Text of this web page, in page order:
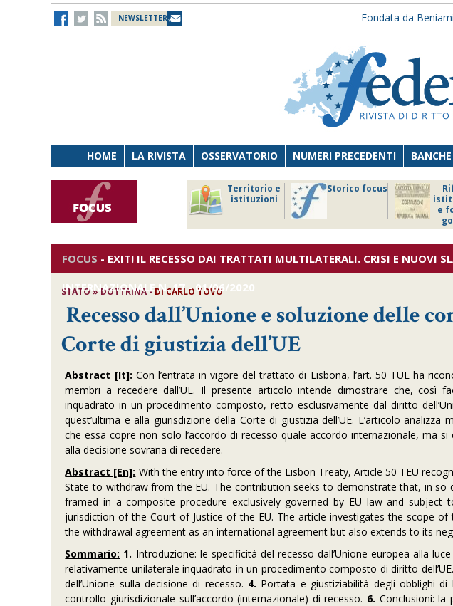
NEWSLETTER Fondata da
HOME LA RIVISTA OSSERVATORIO NUMERI PRECEDENTI
Territorio e
istituzioni
Storico focus
e
FOCUS - EXIT! IL RECESSO DAI TRATTATI MULTILATERALI. CRISI E NUOVI
INTERNAZIONALEN. 17 - 01/06/2020
STATO » DOTTRINA -DICARLO TOVO
Recesso dall’Unione e soluzione delle
Corte di giustizia dell’UE
Abstract [It]: Con l’entrata in vigore del trattato di Lisbona, l’art. 50 TUE ha
membri a recedere dall’UE. Il presente articolo intende dimostrare che, così
inquadrato in un procedimento composto, retto esclusivamente dal diritto
quest’ultima e alla giurisdizione della Corte di giustizia dell’UE. L’articolo
che essa copre non solo l’accordo di recesso quale accordo internazionale, ma
alla decisione sovrana di recedere.
Abstract [En]: With the entry into force of the Lisbon Treaty, Article 50 TEU
State to withdraw from the EU. The contribution seeks to demonstrate that, in so
framed in a composite procedure exclusively governed by EU law and subject
jurisdiction of the Court of Justice of the EU. The article investigates the scope
the withdrawal agreement as an international agreement but also extends to its
Sommario: 1. Introduzione: le specificità del recesso dall’Unione europea alla luce
relativamente unilaterale inquadrato in un procedimento composto di diritto
dell’Unione sulla decisione di recesso. 4. Portata e giustiziabilità degli obblighi
controllo giurisdizionale sull’accordo (internazionale) di recesso. 6. Conclusioni: la